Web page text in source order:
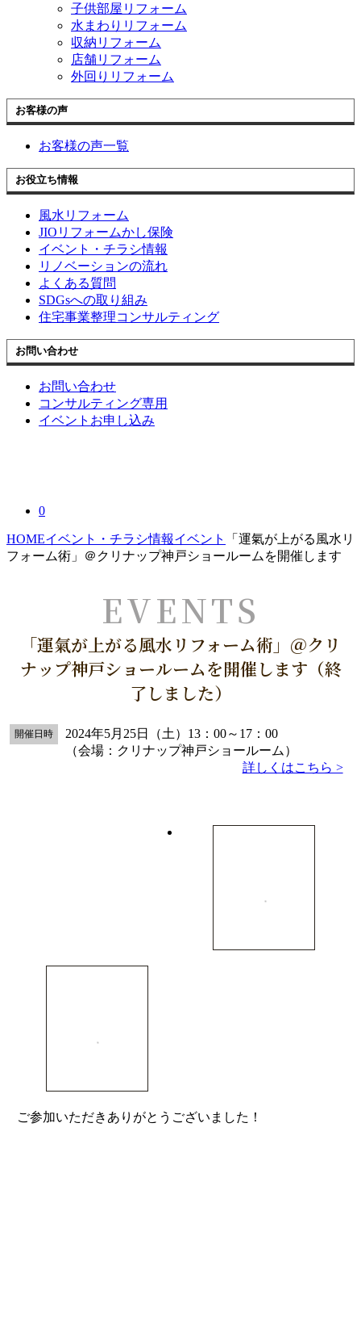
子供部屋リフォーム
水まわりリフォーム
収納リフォーム
店舗リフォーム
外回りリフォーム
お客様の声
お客様の声一覧
お役立ち情報
風水リフォーム
JIOリフォームかし保険
イベント・チラシ情報
リノベーションの流れ
よくある質問
SDGsへの取り組み
住宅事業整理コンサルティング
お問い合わせ
お問い合わせ
コンサルティング専用
イベントお申し込み
0
HOMEイベント・チラシ情報イベント
「運氣が上がる風水リ
フォーム術」＠クリナップ神戸ショールームを開催します
「運氣が上がる風水リフォーム術」＠クリ
ナップ神戸ショールームを開催します（終
了しました）
開催日時
2024年5月25日（土）13：00～17：00
（会場：クリナップ神戸ショールーム）
詳しくはこちら >
ご参加いただきありがとうございました！